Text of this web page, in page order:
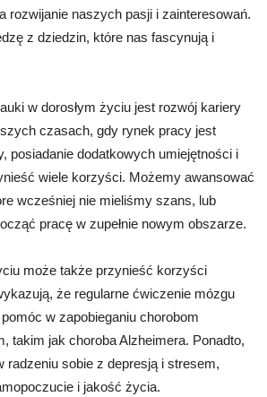
rozwijanie naszych pasji i zainteresowań.
z dziedzin, które nas fascynują i
w dorosłym życiu jest rozwój kariery
czasach, gdy rynek pracy jest
posiadanie dodatkowych umiejętności i
wiele korzyści. Możemy awansować
wcześniej nie mieliśmy szans, lub
pracę w zupełnie nowym obszarze.
może także przynieść korzyści
że regularne ćwiczenie mózgu
w zapobieganiu chorobom
takim jak choroba Alzheimera. Ponadto,
radzeniu sobie z depresją i stresem,
i jakość życia.